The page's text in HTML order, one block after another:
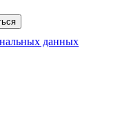
данных